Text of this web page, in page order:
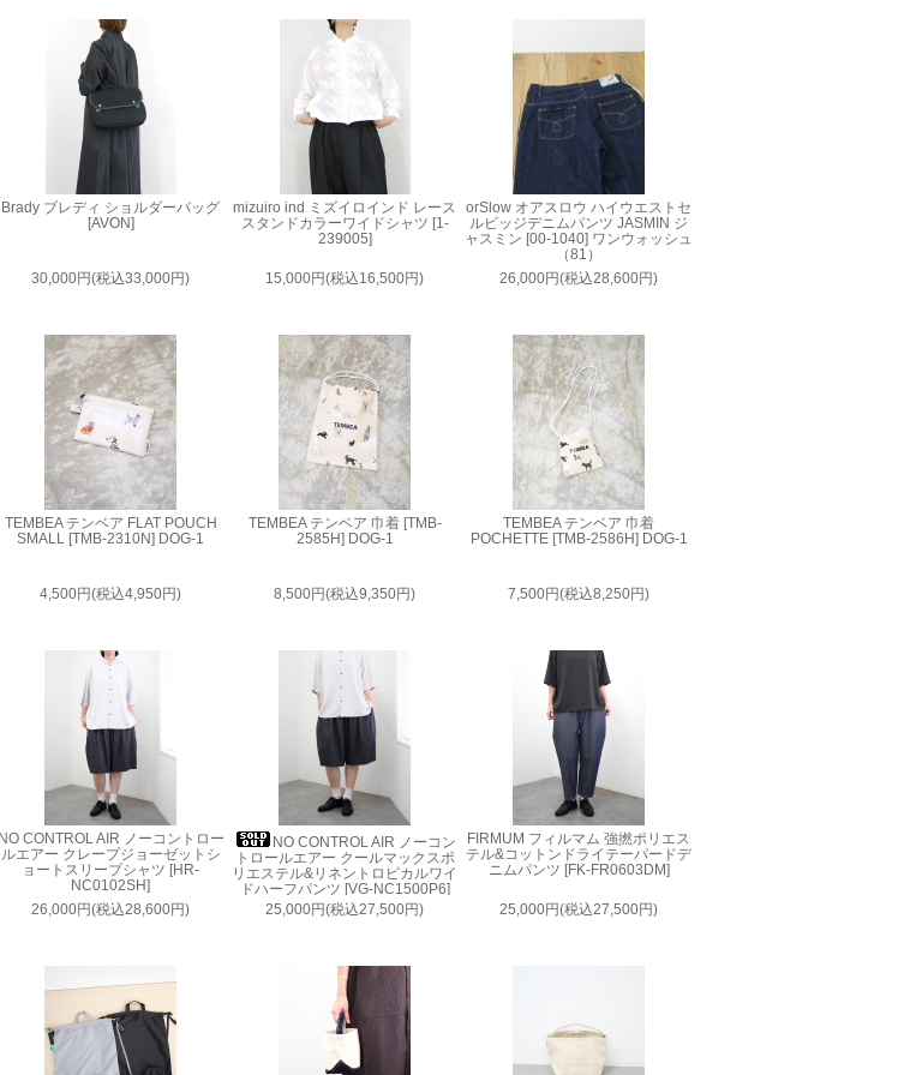
Brady ブレディ ショルダーバッグ
[AVON]
30,000円(税込33,000円)
mizuiro ind ミズイロインド レース
スタンドカラーワイドシャツ [1-
239005]
15,000円(税込16,500円)
orSlow オアスロウ ハイウエストセ
ルビッジデニムパンツ JASMIN ジ
ャスミン [00-1040] ワンウォッシュ
（81）
26,000円(税込28,600円)
TEMBEA テンベア FLAT POUCH
SMALL [TMB-2310N] DOG-1
4,500円(税込4,950円)
TEMBEA テンベア 巾着 [TMB-
2585H] DOG-1
8,500円(税込9,350円)
TEMBEA テンベア 巾着
POCHETTE [TMB-2586H] DOG-1
7,500円(税込8,250円)
NO CONTROL AIR ノーコントロー
ルエアー クレープジョーゼットシ
ョートスリーブシャツ [HR-
NC0102SH]
26,000円(税込28,600円)
NO CONTROL AIR ノーコン
トロールエアー クールマックスポ
リエステル&リネントロピカルワイ
ドハーフパンツ [VG-NC1500P6]
25,000円(税込27,500円)
FIRMUM フィルマム 強撚ポリエス
テル&コットンドライテーパードデ
ニムパンツ [FK-FR0603DM]
25,000円(税込27,500円)